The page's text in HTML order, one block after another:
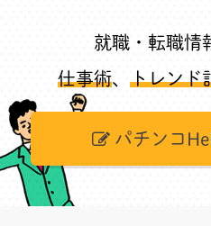
就職・転職情
仕事術、 トレンド
パチンコ